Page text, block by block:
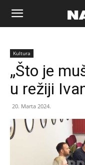
Naša
riječ
Kultura
„Što je
u režiji
20. Marta 2024.